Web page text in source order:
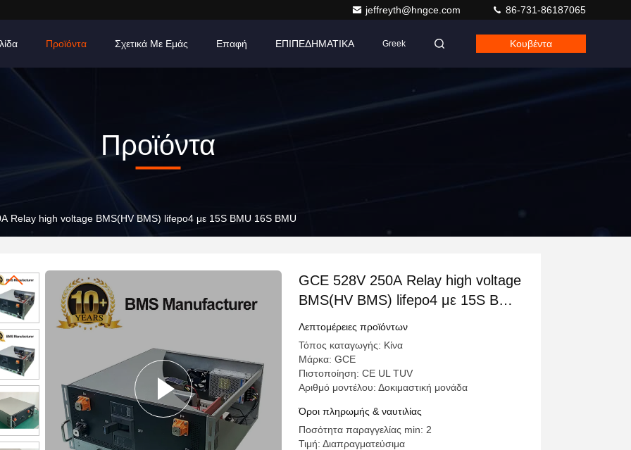
jeffreyth@hngce.com 86-731-86187065
Προϊόντα Σχετικά Με Εμάς Επαφή ΕΠΙΠΕΔΗΜΑΤΙΚΑ Greek Κουβέντα
Προϊόντα
Relay high voltage BMS(HV BMS) lifepo4 με 15S BMU 16S BMU
GCE 528V 250A Relay high voltage
BMS(HV BMS) lifepo4 με 15S BMU
16S BMU
Λεπτομέρειες προϊόντων
Τόπος καταγωγής: Κίνα
Μάρκα: GCE
Πιστοποίηση: CE UL TUV
Αριθμό μοντέλου: Δοκιμαστική μονάδα
Όροι πληρωμής & ναυτιλίας
Ποσότητα παραγγελίας min: 2
Τιμή: Διαπραγματεύσιμα